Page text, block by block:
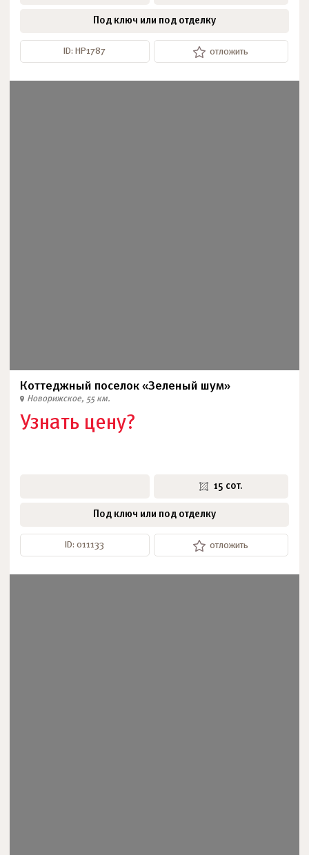
Под ключ или под отделку
ID: НР1787 отложить
Коттеджный поселок «Зеленый шум»
Новорижское, 55 км.
Узнать цену?
15 сот.
Под ключ или под отделку
ID: 011133 отложить